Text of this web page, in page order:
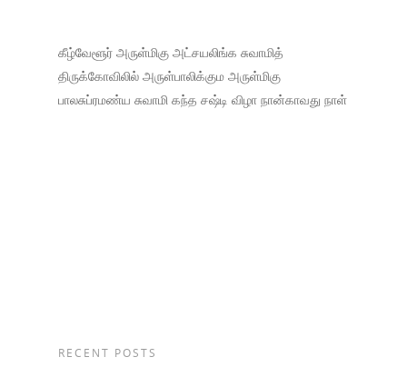
கீழ்வேளூர் அருள்மிகு அட்சயலிங்க சுவாமித்
திருக்கோவிலில் அருள்பாலிக்கும அருள்மிகு
பாலசுப்ரமண்ய சுவாமி கந்த சஷ்டி விழா நான்காவது நாள்
RECENT POSTS